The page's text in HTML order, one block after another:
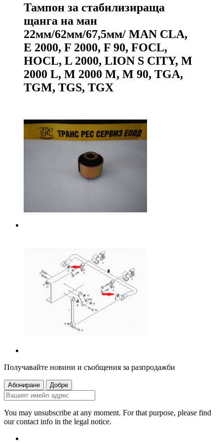
Тампон за стабилизираща
щанга на ман
22мм/62мм/67,5мм/ MAN CLA,
E 2000, F 2000, F 90, FOCL,
HOCL, L 2000, LION S CITY, M
2000 L, M 2000 M, M 90, TGA,
TGM, TGS, TGX
Получавайте новини и съобщения за разпродажби
You may unsubscribe at any moment. For that purpose, please find
our contact info in the legal notice.